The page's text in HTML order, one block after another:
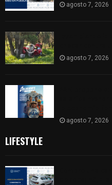
agosto 7, 2026
agosto 7, 2026
agosto 7, 2026
LIFESTYLE